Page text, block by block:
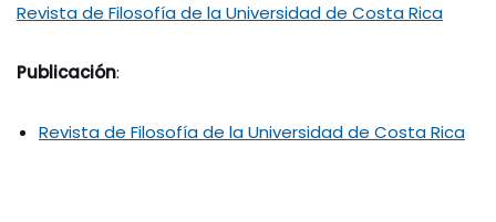
Revista de Filosofía de la Universidad de Costa Rica
Publicación:
Revista de Filosofía de la Universidad de Costa Rica